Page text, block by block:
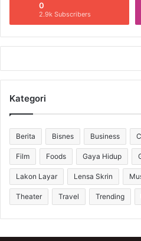
0
2.9k Subscribers
Kategori
Berita Bisnes Business
Film Foods Gaya Hidup
Lakon Layar Lensa Skrin
Theater Travel Trending